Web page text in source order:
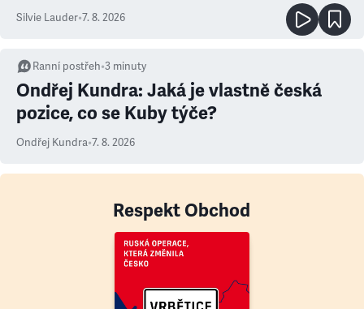
Silvie Lauder•7. 8. 2026
Ranní postřeh•3 minuty
Ondřej Kundra: Jaká je vlastně česká
pozice, co se Kuby týče?
Ondřej Kundra•7. 8. 2026
Respekt Obchod